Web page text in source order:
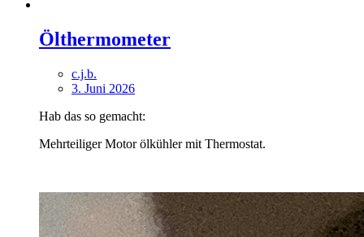
Ölthermometer
c.j.b.
3. Juni 2026
Hab das so gemacht:
Mehrteiliger Motor ölkühler mit Thermostat.